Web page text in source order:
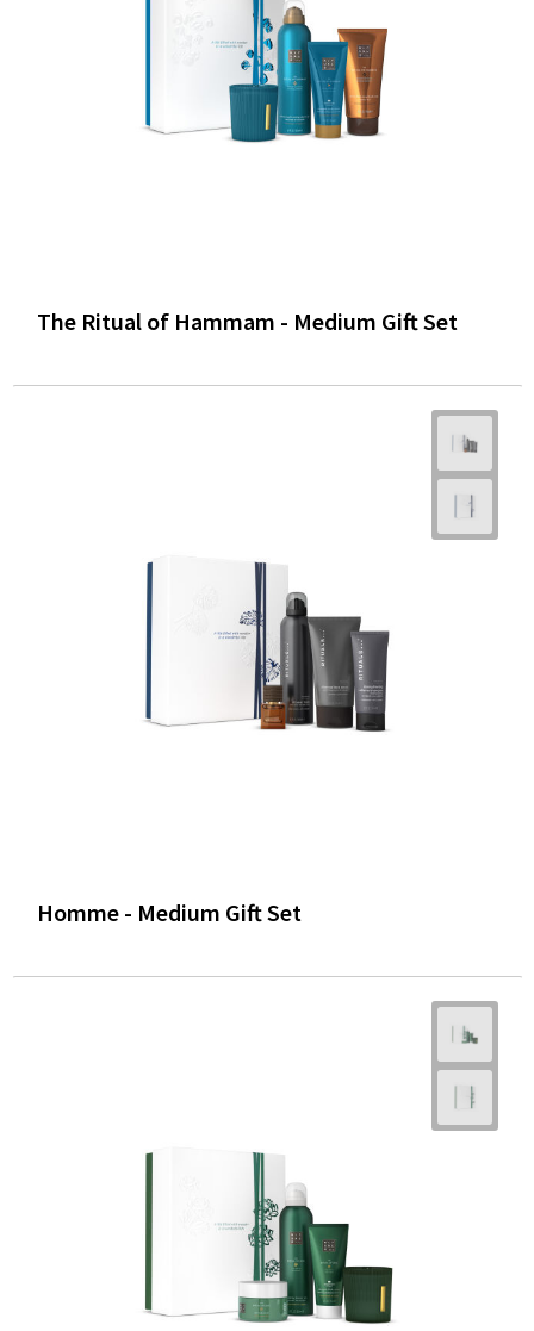
The Ritual of Hammam - Medium Gift Set
Homme - Medium Gift Set